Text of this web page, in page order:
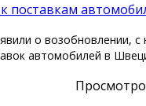
к поставкам
о возобновлении,
автомобилей в